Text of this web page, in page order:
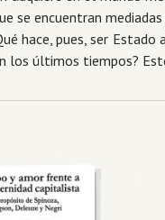
se encuentran
hace, pues, ser
los últimos tiempos?